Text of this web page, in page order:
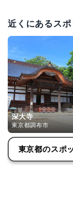
近くにあるスポ
深大寺
東京都調布市
東京都のスポ